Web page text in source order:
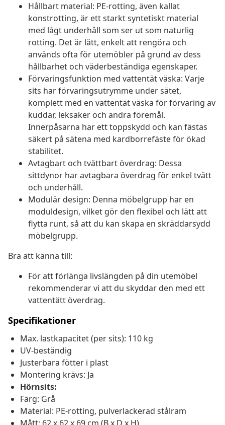
Hållbart material: PE-rotting, även kallat
konstrotting, är ett starkt syntetiskt material
med lågt underhåll som ser ut som naturlig
rotting. Det är lätt, enkelt att rengöra och
används ofta för utemöbler på grund av dess
hållbarhet och väderbeständiga egenskaper.
Förvaringsfunktion med vattentät väska: Varje
sits har förvaringsutrymme under sätet,
komplett med en vattentät väska för förvaring av
kuddar, leksaker och andra föremål.
Innerpåsarna har ett toppskydd och kan fästas
säkert på sätena med kardborrefäste för ökad
stabilitet.
Avtagbart och tvättbart överdrag: Dessa
sittdynor har avtagbara överdrag för enkel tvätt
och underhåll.
Modulär design: Denna möbelgrupp har en
moduldesign, vilket gör den flexibel och lätt att
flytta runt, så att du kan skapa en skräddarsydd
möbelgrupp.
Bra att känna till:
För att förlänga livslängden på din utemöbel
rekommenderar vi att du skyddar den med ett
vattentätt överdrag.
Specifikationer
Max. lastkapacitet (per sits): 110 kg
UV-beständig
Justerbara fötter i plast
Montering krävs: Ja
Hörnsits:
Färg: Grå
Material: PE-rotting, pulverlackerad stålram